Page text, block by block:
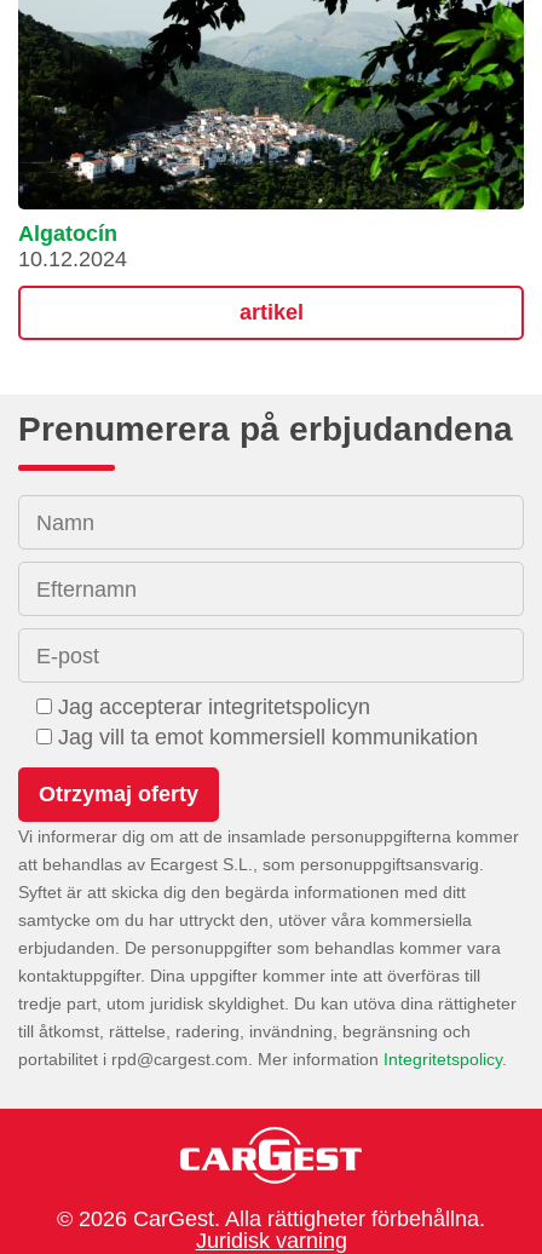
Algatocín
10.12.2024
artikel
Prenumerera på erbjudandena
Namn
Efternamn
E-post
Jag accepterar integritetspolicyn
Jag vill ta emot kommersiell kommunikation
Vi informerar dig om att de insamlade personuppgifterna kommer
att behandlas av Ecargest S.L., som personuppgiftsansvarig.
Syftet är att skicka dig den begärda informationen med ditt
samtycke om du har uttryckt den, utöver våra kommersiella
erbjudanden. De personuppgifter som behandlas kommer vara
kontaktuppgifter. Dina uppgifter kommer inte att överföras till
tredje part, utom juridisk skyldighet. Du kan utöva dina rättigheter
till åtkomst, rättelse, radering, invändning, begränsning och
portabilitet i
. Mer information Integritetspolicy.
© 2026 CarGest. Alla rättigheter förbehållna.
Juridisk varning